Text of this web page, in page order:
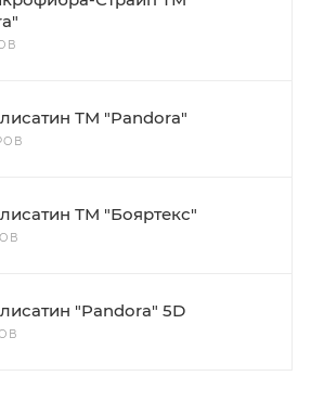
ТМ "Pandora"
ТМ "Бояртекс"
"Pandora" 5D